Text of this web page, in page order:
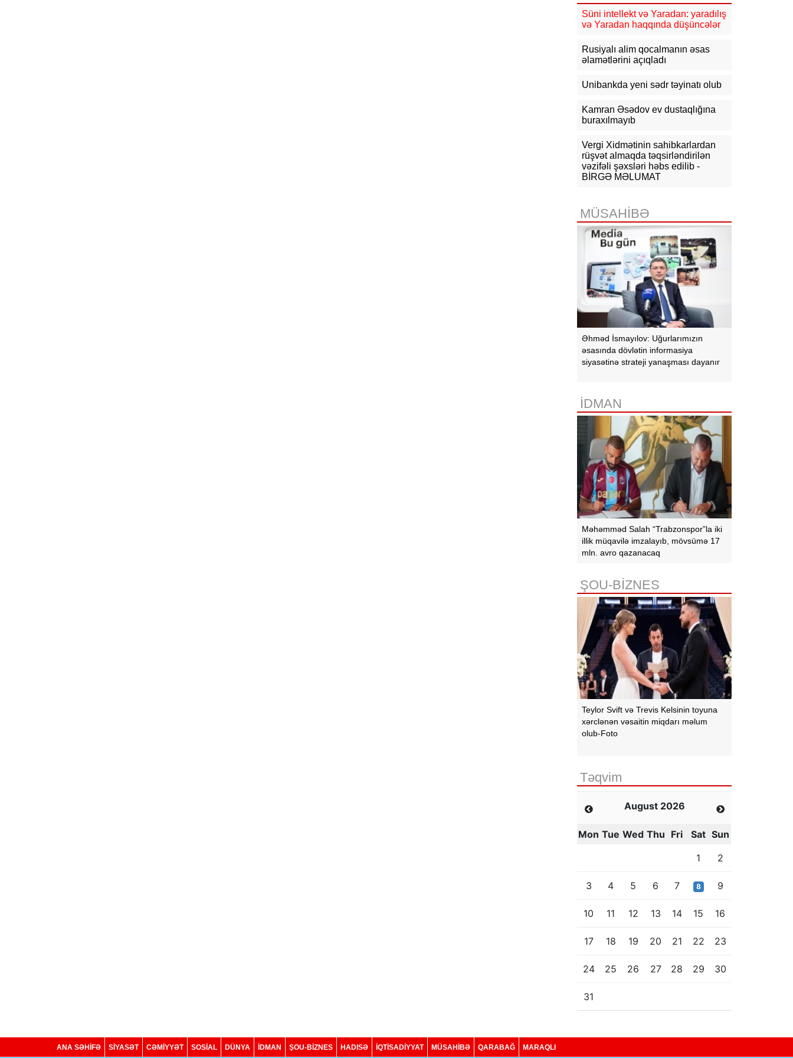
CNN: ABŞ Baş Qərargah rəisi
10:26 Ermənistanın Baş naziri: Yaxın
icrasına başlayacağıq
10:15 Paşinyan: Ermənistanla
Azərbaycan arasında münaqişə
səhifəsi bağlanıb, sülh bərqərar
09:58 Paşinyan: Ermənistan ötən il
avqustun 8-nə qədər dalanda idi
investisiya qoyulacaq
Süni intellekt və Yaradan: yaradılış
və Yaradan haqqında düşüncələr
Rusiyalı alim qocalmanın əsas
əlamətlərini açıqladı
Unibankda yeni sədr təyinatı olub
Kamran Əsədov ev dustaqlığına
buraxılmayıb
Vergi Xidmətinin sahibkarlardan
rüşvət almaqda təqsirləndirilən
vəzifəli şəxsləri həbs edilib -
BİRGƏ MƏLUMAT
MÜSAHİBƏ
Əhməd İsmayılov: Uğurlarımızın
əsasında dövlətin informasiya
siyasətinə strateji yanaşması dayanır
İDMAN
Məhəmməd Salah “Trabzonspor”la iki
illik müqavilə imzalayıb, mövsümə 17
mln. avro qazanacaq
ŞOU-BİZNES
Teylor Svift və Trevis Kelsinin toyuna
xərclənən vəsaitin miqdarı məlum
olub-Foto
Təqvim
August 2026
Mon Tue Wed Thu Fri Sat Sun
1
2
3 4 5 6 7 8 9
10 11 12 13 14 15 16
17 18 19 20 21 22 23
24 25 26 27 28 29 30
31
ANA SƏHİFƏ SİYASƏT CƏMİYYƏT SOSIAL DÜNYA İDMAN ŞOU-BİZNES HADISƏ İQTISADIYYAT MÜSAHİBƏ QARABAĞ MARAQLI